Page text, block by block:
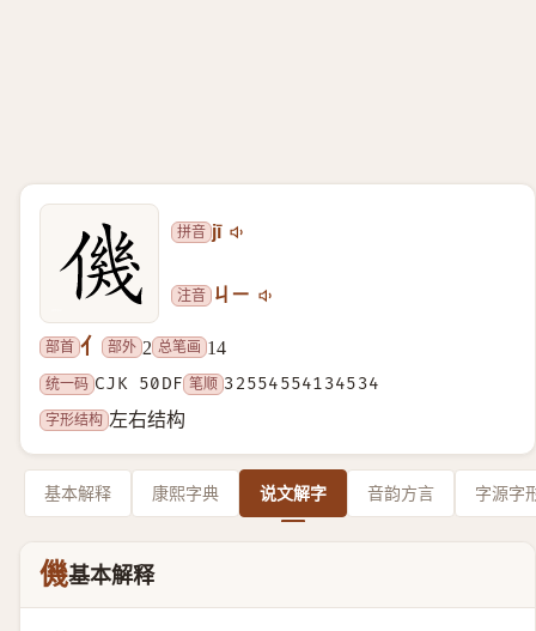
拼音 jī
注音 ㄐㄧ
部首 亻 部外 2 总笔画 14
统一码 CJK 50DF 笔顺 32554554134534
字形结构 左右结构
基本解释 康熙字典 说文解字 音韵方言 字源字
僟基本解释